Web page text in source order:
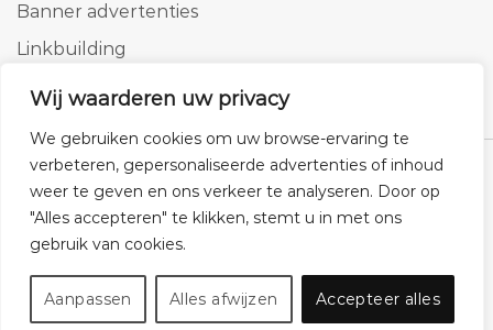
Wij waarderen uw privacy
We gebruiken cookies om uw browse-ervaring te
verbeteren, gepersonaliseerde advertenties of inhoud
weer te geven en ons verkeer te analyseren. Door op
"Alles accepteren" te klikken, stemt u in met ons
gebruik van cookies.
Aanpassen Alles afwijzen Accepteer alles
Banner advertenties
Linkbuilding
SEO copywriting
Klantenservice Cookies Privacybeleid Disclaimer